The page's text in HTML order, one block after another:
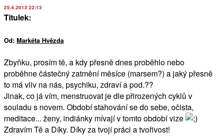
25.4.2013 22:13
Titulek:
Od: Markéta Hvězda
Zbyňku, prosím tě, a kdy přesně dnes proběhlo nebo
proběhne částečný zatmění měsíce (marsem?) a jaký přesně
to má vliv na nás, psychiku, zdraví a pod.??
Jinak, co já vím, menstruovat je dle přirozených cyklů v
souladu s novem. Období stahování se do sebe, očista,
meditace... ženy, indiánky mívají v tomto období vize
Zdravím Tě a Díky. Díky za tvojí práci a tvořivost!